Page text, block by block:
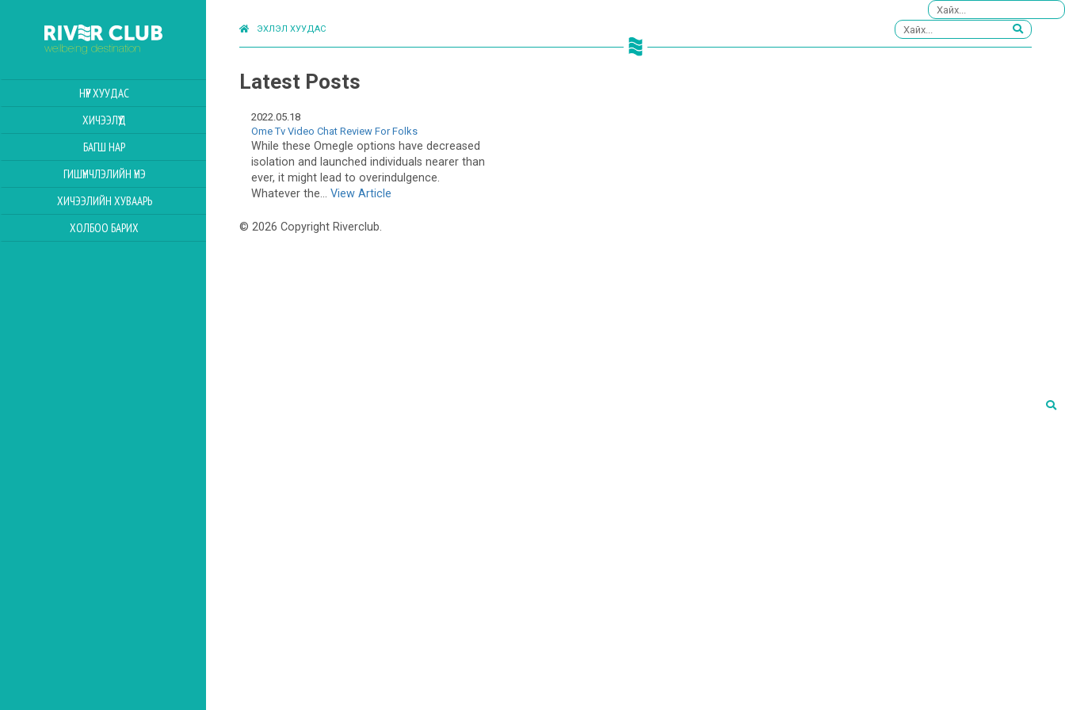
НҮҮР ХУУДАС
ХИЧЭЭЛҮҮД
БАГШ НАР
ГИШҮҮНЧЛЭЛИЙН ҮНЭ
ХИЧЭЭЛИЙН ХУВААРЬ
ХОЛБОО БАРИХ
ЭХЛЭЛ ХУУДАС
Latest Posts
2022.05.18
Ome Tv Video Chat Review For Folks
While these Omegle options have decreased
isolation and launched individuals nearer than
ever, it might lead to overindulgence.
Whatever the... View Article
© 2026 Copyright Riverclub.